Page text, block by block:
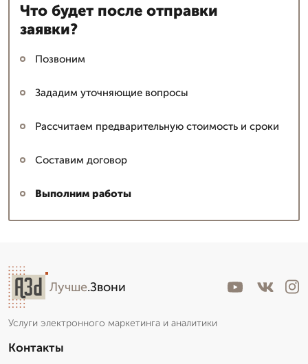
Что будет после отправки
заявки?
Позвоним
Зададим уточняющие вопросы
Рассчитаем предварительную стоимость и сроки
Составим договор
Выполним работы
Лучше.Звони
Услуги электронного маркетинга и аналитики
Контакты